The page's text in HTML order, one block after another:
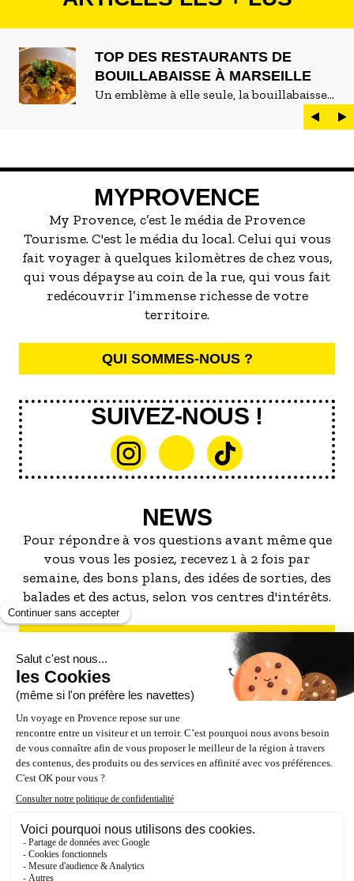
TOP DES RESTAURANTS DE
BOUILLABAISSE À MARSEILLE
Un emblème à elle seule, la bouillabaisse
est LE plat marseillais par excellence. On
peut d'ailleurs vite être submergé·e par la
servir la meilleure...
MYPROVENCE
My Provence, c’est le média de Provence
Tourisme. C'est le média du local. Celui qui vous
fait voyager à quelques kilomètres de chez vous,
qui vous dépayse au coin de la rue, qui vous fait
redécouvrir l’immense richesse de votre
territoire.
QUI SOMMES-NOUS ?
SUIVEZ-NOUS !
NEWS
Pour répondre à vos questions avant même que
vous vous les posiez, recevez 1 à 2 fois par
semaine, des bons plans, des idées de sorties, des
balades et des actus, selon vos centres d'intérêts.
S'INSCRIRE À LA NEWSLETTER
NOS PARTENAIRES
ESPACE PRO / PRESSE